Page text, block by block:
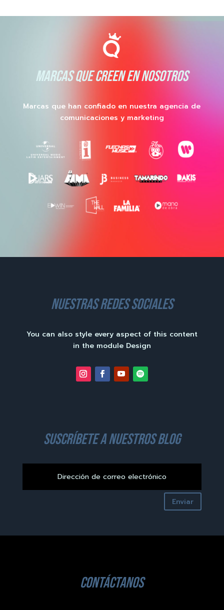
MARCAS QUE CREEN EN NOSOTROS
Marcas que han confiado en nuestra agencia de
comunicaciones y marketing
nuestras redes sociales
You can also style every aspect of this content
in the module Design
suscríbete a nuestros blog
Enviar
contáctanos